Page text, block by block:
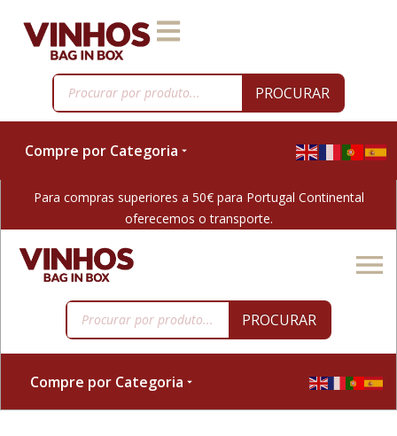
PROCURAR
Compre por Categoria
Para compras superiores a 50€ para Portugal Continental
oferecemos o transporte.
PROCURAR
Compre por Categoria